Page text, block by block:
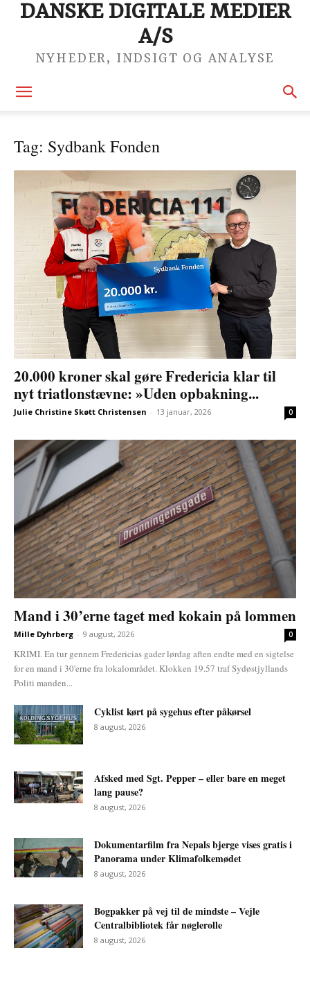
DANSKE DIGITALE MEDIER
A/S
NYHEDER, INDSIGT OG ANALYSE
Tag: Sydbank Fonden
20.000 kroner skal gøre Fredericia klar til
nyt triatlonstævne: »Uden opbakning...
Julie Christine Skøtt Christensen - 13 januar, 2026 0
Mand i 30’erne taget med kokain på lommen
Mille Dyhrberg - 9 august, 2026 0
KRIMI. En tur gennem Fredericias gader lørdag aften endte med en sigtelse
for en mand i 30'erne fra lokalområdet. Klokken 19.57 traf Sydøstjyllands
Politi manden...
Cyklist kørt på sygehus efter påkørsel
8 august, 2026
Afsked med Sgt. Pepper – eller bare en meget
lang pause?
8 august, 2026
Dokumentarfilm fra Nepals bjerge vises gratis i
Panorama under Klimafolkemødet
8 august, 2026
Bogpakker på vej til de mindste – Vejle
Centralbibliotek får nøglerolle
8 august, 2026